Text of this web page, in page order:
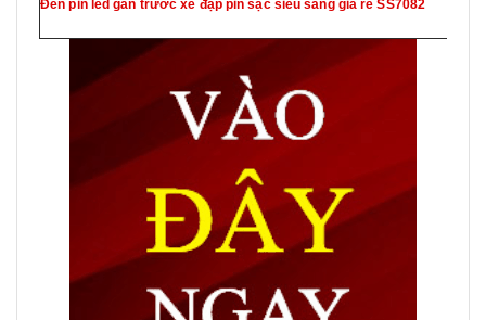
Đèn pin led gắn trước xe đạp pin sạc siêu sáng giá rẻ SS7082